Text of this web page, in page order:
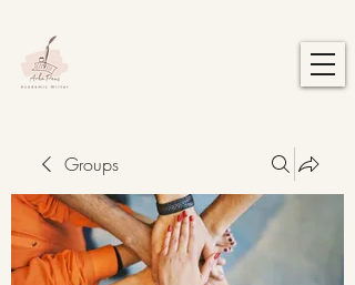
Groups